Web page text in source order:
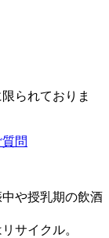
られておりま
問
や授乳期の飲酒
サイクル。